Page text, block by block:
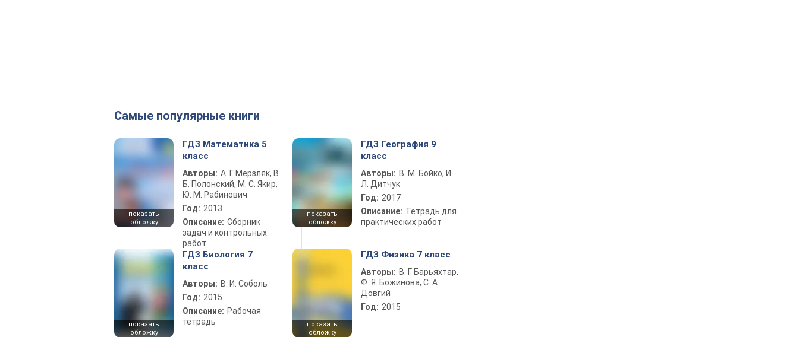
Самые популярные книги
показать
обложку
ГДЗ Математика 5
класс
Авторы: А. Г. Мерзляк, В.
Б. Полонский, М. С. Якир,
Ю. М. Рабинович
Год: 2013
Описание: Сборник
задач и контрольных
работ
показать
обложку
ГДЗ География 9
класс
Авторы: В. М. Бойко, И.
Л. Дитчук
Год: 2017
Описание: Тетрадь для
практических работ
показать
обложку
ГДЗ Биология 7
класс
Авторы: В. И. Соболь
Год: 2015
Описание: Рабочая
тетрадь
показать
обложку
ГДЗ Физика 7 класс
Авторы: В. Г. Барьяхтар,
Ф. Я. Божинова, С. А.
Довгий
Год: 2015